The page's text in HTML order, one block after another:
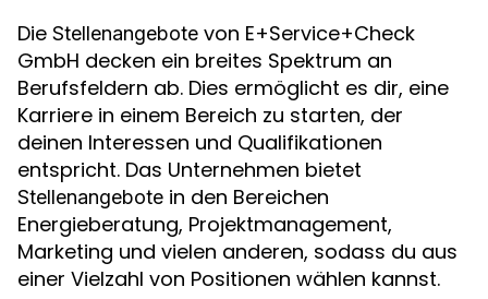
Die Stellenangebote von E+Service+Check
GmbH decken ein breites Spektrum an
Berufsfeldern ab. Dies ermöglicht es dir, eine
Karriere in einem Bereich zu starten, der
deinen Interessen und Qualifikationen
entspricht. Das Unternehmen bietet
Stellenangebote in den Bereichen
Energieberatung, Projektmanagement,
Marketing und vielen anderen, sodass du aus
einer Vielzahl von Positionen wählen kannst.